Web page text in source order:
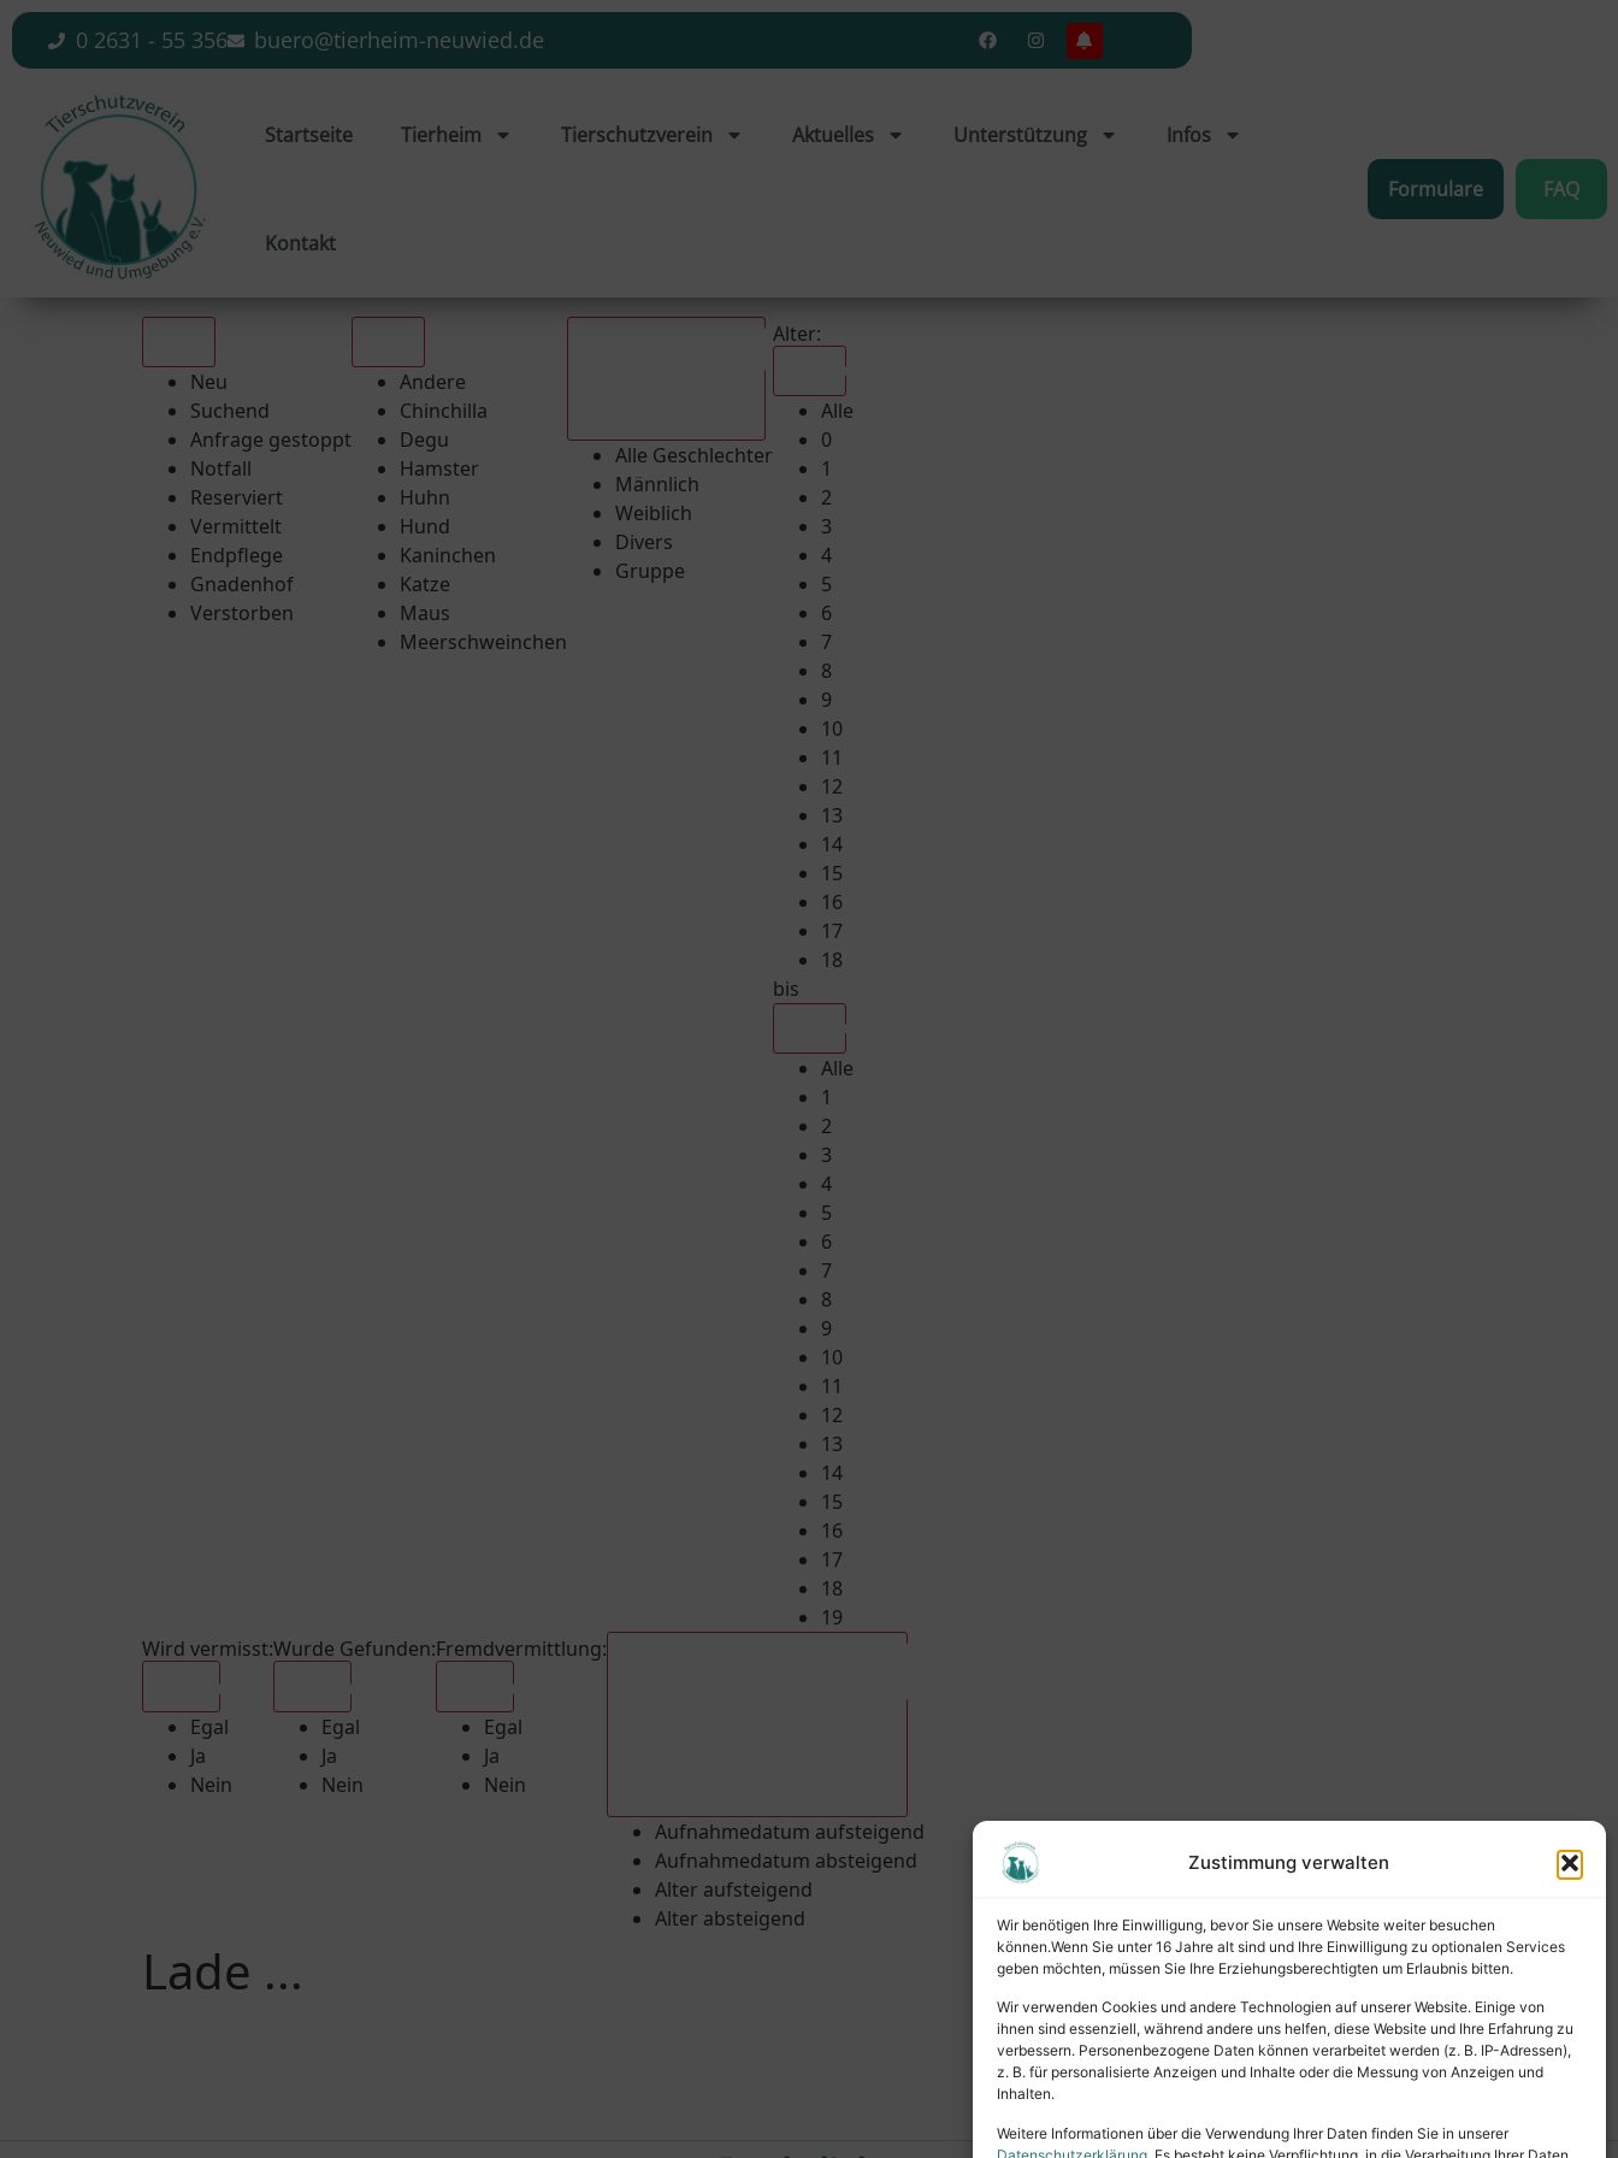
Zustimmung verwalten
Wir benötigen Ihre Einwilligung, bevor Sie unsere Website weiter besuchen
können.Wenn Sie unter 16 Jahre alt sind und Ihre Einwilligung zu optionalen Services
geben möchten, müssen Sie Ihre Erziehungsberechtigten um Erlaubnis bitten.
Wir verwenden Cookies und andere Technologien auf unserer Website. Einige von
ihnen sind essenziell, während andere uns helfen, diese Website und Ihre Erfahrung zu
verbessern. Personenbezogene Daten können verarbeitet werden (z. B. IP-Adressen),
z. B. für personalisierte Anzeigen und Inhalte oder die Messung von Anzeigen und
Inhalten.
Weitere Informationen über die Verwendung Ihrer Daten finden Sie in unserer
0 2631 - 55 356 buero@tierheim-neuwied.de
Startseite Tierheim Tierschutzverein Aktuelles Unterstützung Infos
Kontakt
Formulare FAQ
Neu
Suchend
Anfrage gestoppt
Notfall
Reserviert
Vermittelt
Endpflege
Gnadenhof
Verstorben
Andere
Chinchilla
Degu
Hamster
Huhn
Hund
Kaninchen
Katze
Maus
Meerschweinchen
Alle Geschlechter
Männlich
Weiblich
Divers
Gruppe
Alter:
Alle
0
1
2
3
4
5
6
7
8
9
10
11
12
13
14
15
16
17
18
bis
Alle
1
2
3
4
5
6
7
8
9
10
11
12
13
14
15
16
17
18
19
Wird vermisst:
Egal
Ja
Nein
Wurde Gefunden:
Egal
Ja
Nein
Fremdvermittlung:
Egal
Ja
Nein
Aufnahmedatum aufsteigend
Aufnahmedatum absteigend
Alter aufsteigend
Alter absteigend
Lade ...